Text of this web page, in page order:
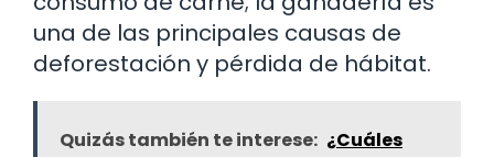
una de las principales causas de
deforestación y pérdida de hábitat.
Quizás también te interese: ¿Cuáles